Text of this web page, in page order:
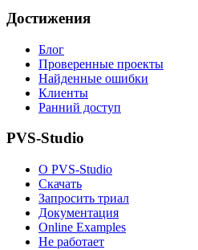
Достижения
Блог
Проверенные проекты
Найденные ошибки
Клиенты
Ранний доступ
PVS-Studio
О PVS-Studio
Скачать
Запросить триал
Документация
Online Examples
Не работает